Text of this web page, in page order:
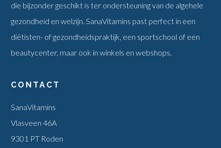
die bijzonder geschikt is ter ondersteuning van de algehele
gezondheid en welzijn. SanaVitamins past perfect in een
diëtisten- of gezondheidspraktijk, een sportschool of een
beautycenter, maar ook in winkels en webshops.
CONTACT
SanaVitamins
Vlasveen 46A
9301 PT Roden